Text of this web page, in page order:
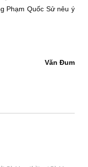
Phạm Quốc Sử nêu ý
Văn Ðum